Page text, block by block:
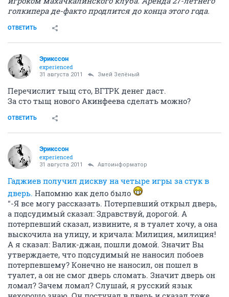
голкипера де-факто продлится до конца этого года.
ОТВЕТИТЬ
Эрикссон
experienced
31 августа 2011 Змей Зелёный
Перечислит тыщ сто, ВГТРК денег даст.
За сто тыщ нового Акинфеева сделать можно?
ОТВЕТИТЬ
Эрикссон
experienced
31 августа 2011 Автоинформатор
Гаджиев получил дискву на четыре игры за стук в
дверь. Напомню как дело было
"-Я все могу рассказать. Потерпевший открыл дверь,
а подсудимый сказал: Здравствуй, дорогой. А
потерпевший сказал, извините, я в туалет хочу, а она
выскочила на улицу, и кричала: Милиция, милиция!
А я сказал: Валик-джан, пошли домой. Значит Вы
утверждаете, что подсудимый не наносил побоев
потерпевшему? Конечно не наносил, он пошел в
туалет, а он не смог дверь сломать. Значит дверь он
ломал? Зачем ломал? Слушай, я русский язык